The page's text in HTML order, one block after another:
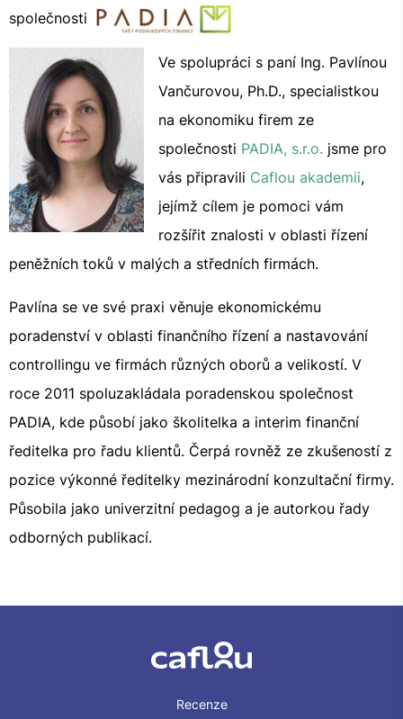
společnosti
Ve spolupráci s paní Ing. Pavlínou
Vančurovou, Ph.D., specialistkou
na ekonomiku firem ze
společnosti PADIA, s.r.o. jsme pro
vás připravili Caflou akademii,
jejímž cílem je pomoci vám
rozšířit znalosti v oblasti řízení
peněžních toků v malých a středních firmách.
Pavlína se ve své praxi věnuje ekonomickému
poradenství v oblasti finančního řízení a nastavování
controllingu ve firmách různých oborů a velikostí. V
roce 2011 spoluzakládala poradenskou společnost
PADIA, kde působí jako školitelka a interim finanční
ředitelka pro řadu klientů. Čerpá rovněž ze zkušeností z
pozice výkonné ředitelky mezinárodní konzultační firmy.
Působila jako univerzitní pedagog a je autorkou řady
odborných publikací.
Recenze